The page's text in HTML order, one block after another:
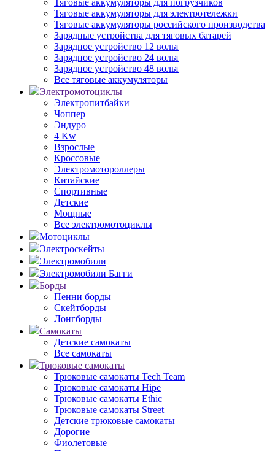
Тяговые аккумуляторы для погрузчиков
Тяговые аккумуляторы для электротележки
Тяговые аккумуляторы российского производства
Зарядные устройства для тяговых батарей
Зарядное устройство 12 вольт
Зарядное устройство 24 вольт
Зарядное устройство 48 вольт
Все тяговые аккумуляторы
Электромотоциклы
Электропитбайки
Чоппер
Эндуро
4 Kw
Взрослые
Кроссовые
Электромотороллеры
Китайские
Спортивные
Детские
Мощные
Все электромотоциклы
Мотоциклы
Электроскейты
Электромобили
Электромобили Багги
Борды
Пенни борды
Скейтборды
Лонгборды
Самокаты
Детские самокаты
Все самокаты
Трюковые самокаты
Трюковые самокаты Tech Team
Трюковые самокаты Hipe
Трюковые самокаты Ethic
Трюковые самокаты Street
Детские трюковые самокаты
Дорогие
Фиолетовые